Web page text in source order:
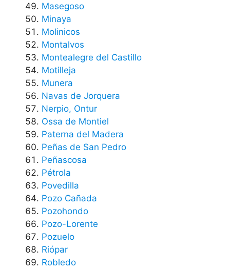
Masegoso
Minaya
Molinicos
Montalvos
Montealegre del Castillo
Motilleja
Munera
Navas de Jorquera
Nerpio, Ontur
Ossa de Montiel
Paterna del Madera
Peñas de San Pedro
Peñascosa
Pétrola
Povedilla
Pozo Cañada
Pozohondo
Pozo-Lorente
Pozuelo
Riópar
Robledo